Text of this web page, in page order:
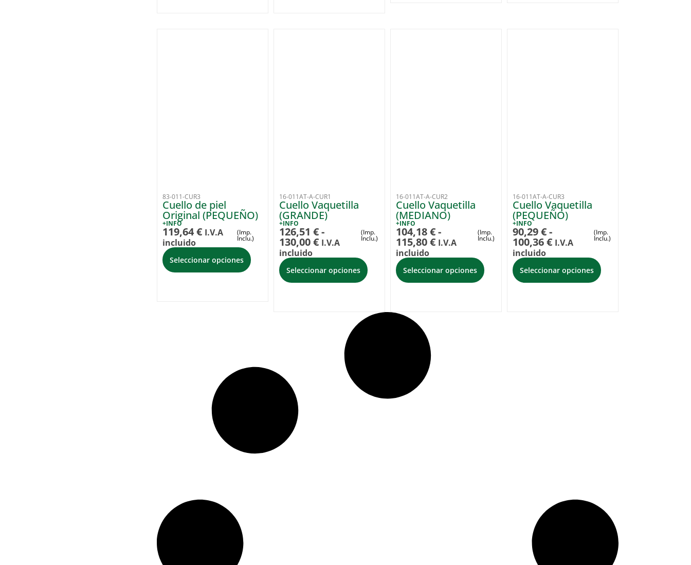
83-011-CUR3
Cuello de piel
Original (PEQUEÑO)
+INFO
119,64€ I.V.A
incluido
(Imp.
Inclu.)
Seleccionar opciones
16-011AT-A-CUR1
Cuello Vaquetilla
(GRANDE)
+INFO
126,51 €-
130,00€ I.V.A
incluido
(Imp.
Inclu.)
Seleccionar opciones
16-011AT-A-CUR2
Cuello Vaquetilla
(MEDIANO)
+INFO
104,18€-
115,80€ I.V.A
incluido
(Imp.
Inclu.)
Seleccionar opciones
16-011AT-A-CUR3
Cuello Vaquetilla
(PEQUEÑO)
+INFO
90,29€-
100,36€ I.V.A
incluido
(Imp.
Inclu.)
Seleccionar opciones